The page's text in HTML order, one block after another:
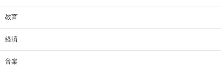
教育
経済
音楽